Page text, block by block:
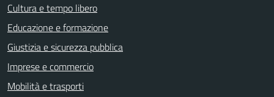
Cultura e tempo libero
Educazione e formazione
Giustizia e sicurezza pubblica
Imprese e commercio
Mobilità e trasporti